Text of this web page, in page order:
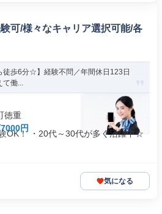
可/様々なキャリア選択可能/各
徒歩6分☆】経験不問／年間休日123日
て働...
徳重
円
OK！ ・20代～30代が多く活躍中☆
気になる